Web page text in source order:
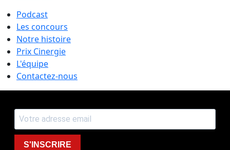
Podcast
Les concours
Notre histoire
Prix Cinergie
L'équipe
Contactez-nous
S'INSCRIRE